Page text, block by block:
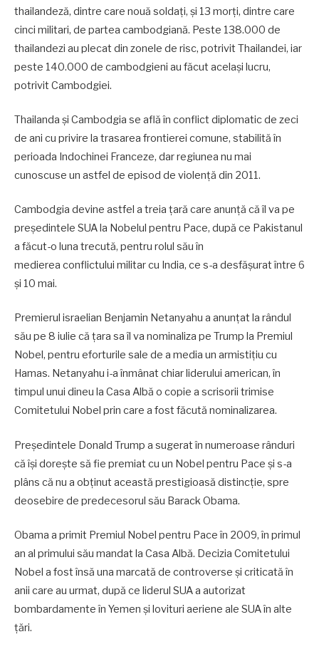
thailandeză, dintre care nouă soldaţi, şi 13 morţi, dintre care
cinci militari, de partea cambodgiană. Peste 138.000 de
thailandezi au plecat din zonele de risc, potrivit Thailandei, iar
peste 140.000 de cambodgieni au făcut acelaşi lucru,
potrivit Cambodgiei.
Thailanda şi Cambodgia se află în conflict diplomatic de zeci
de ani cu privire la trasarea frontierei comune, stabilită în
perioada Indochinei Franceze, dar regiunea nu mai
cunoscuse un astfel de episod de violenţă din 2011.
Cambodgia devine astfel a treia țară care anunță că îl va pe
președintele SUA la Nobelul pentru Pace, după ce Pakistanul
a făcut-o luna trecută, pentru rolul său în
medierea conflictului militar cu India, ce s-a desfășurat între 6
și 10 mai.
Premierul israelian Benjamin Netanyahu a anunțat la rândul
său pe 8 iulie că țara sa îl va nominaliza pe Trump la Premiul
Nobel, pentru eforturile sale de a media un armistițiu cu
Hamas. Netanyahu i-a înmânat chiar liderului american, în
timpul unui dineu la Casa Albă o copie a scrisorii trimise
Comitetului Nobel prin care a fost făcută nominalizarea.
Președintele Donald Trump a sugerat în numeroase rânduri
că își dorește să fie premiat cu un Nobel pentru Pace și s-a
plâns că nu a obținut această prestigioasă distincție, spre
deosebire de predecesorul său Barack Obama.
Obama a primit Premiul Nobel pentru Pace în 2009, în primul
an al primului său mandat la Casa Albă. Decizia Comitetului
Nobel a fost însă una marcată de controverse și criticată în
anii care au urmat, după ce liderul SUA a autorizat
bombardamente în Yemen și lovituri aeriene ale SUA în alte
țări.